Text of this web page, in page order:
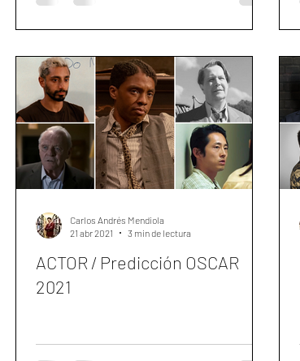
ACTOR / Predicción OSCAR
2021
Carlos Andrés Mendiola
21 abr 2021
3 min de lectura